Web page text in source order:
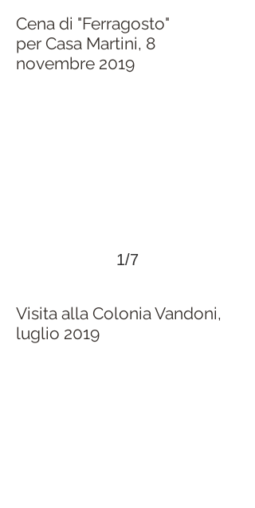
Cena di "Ferragosto"
per Casa Martini, 8
novembre 2019
>
1/7
Visita alla Colonia Vandoni,
luglio 2019
>